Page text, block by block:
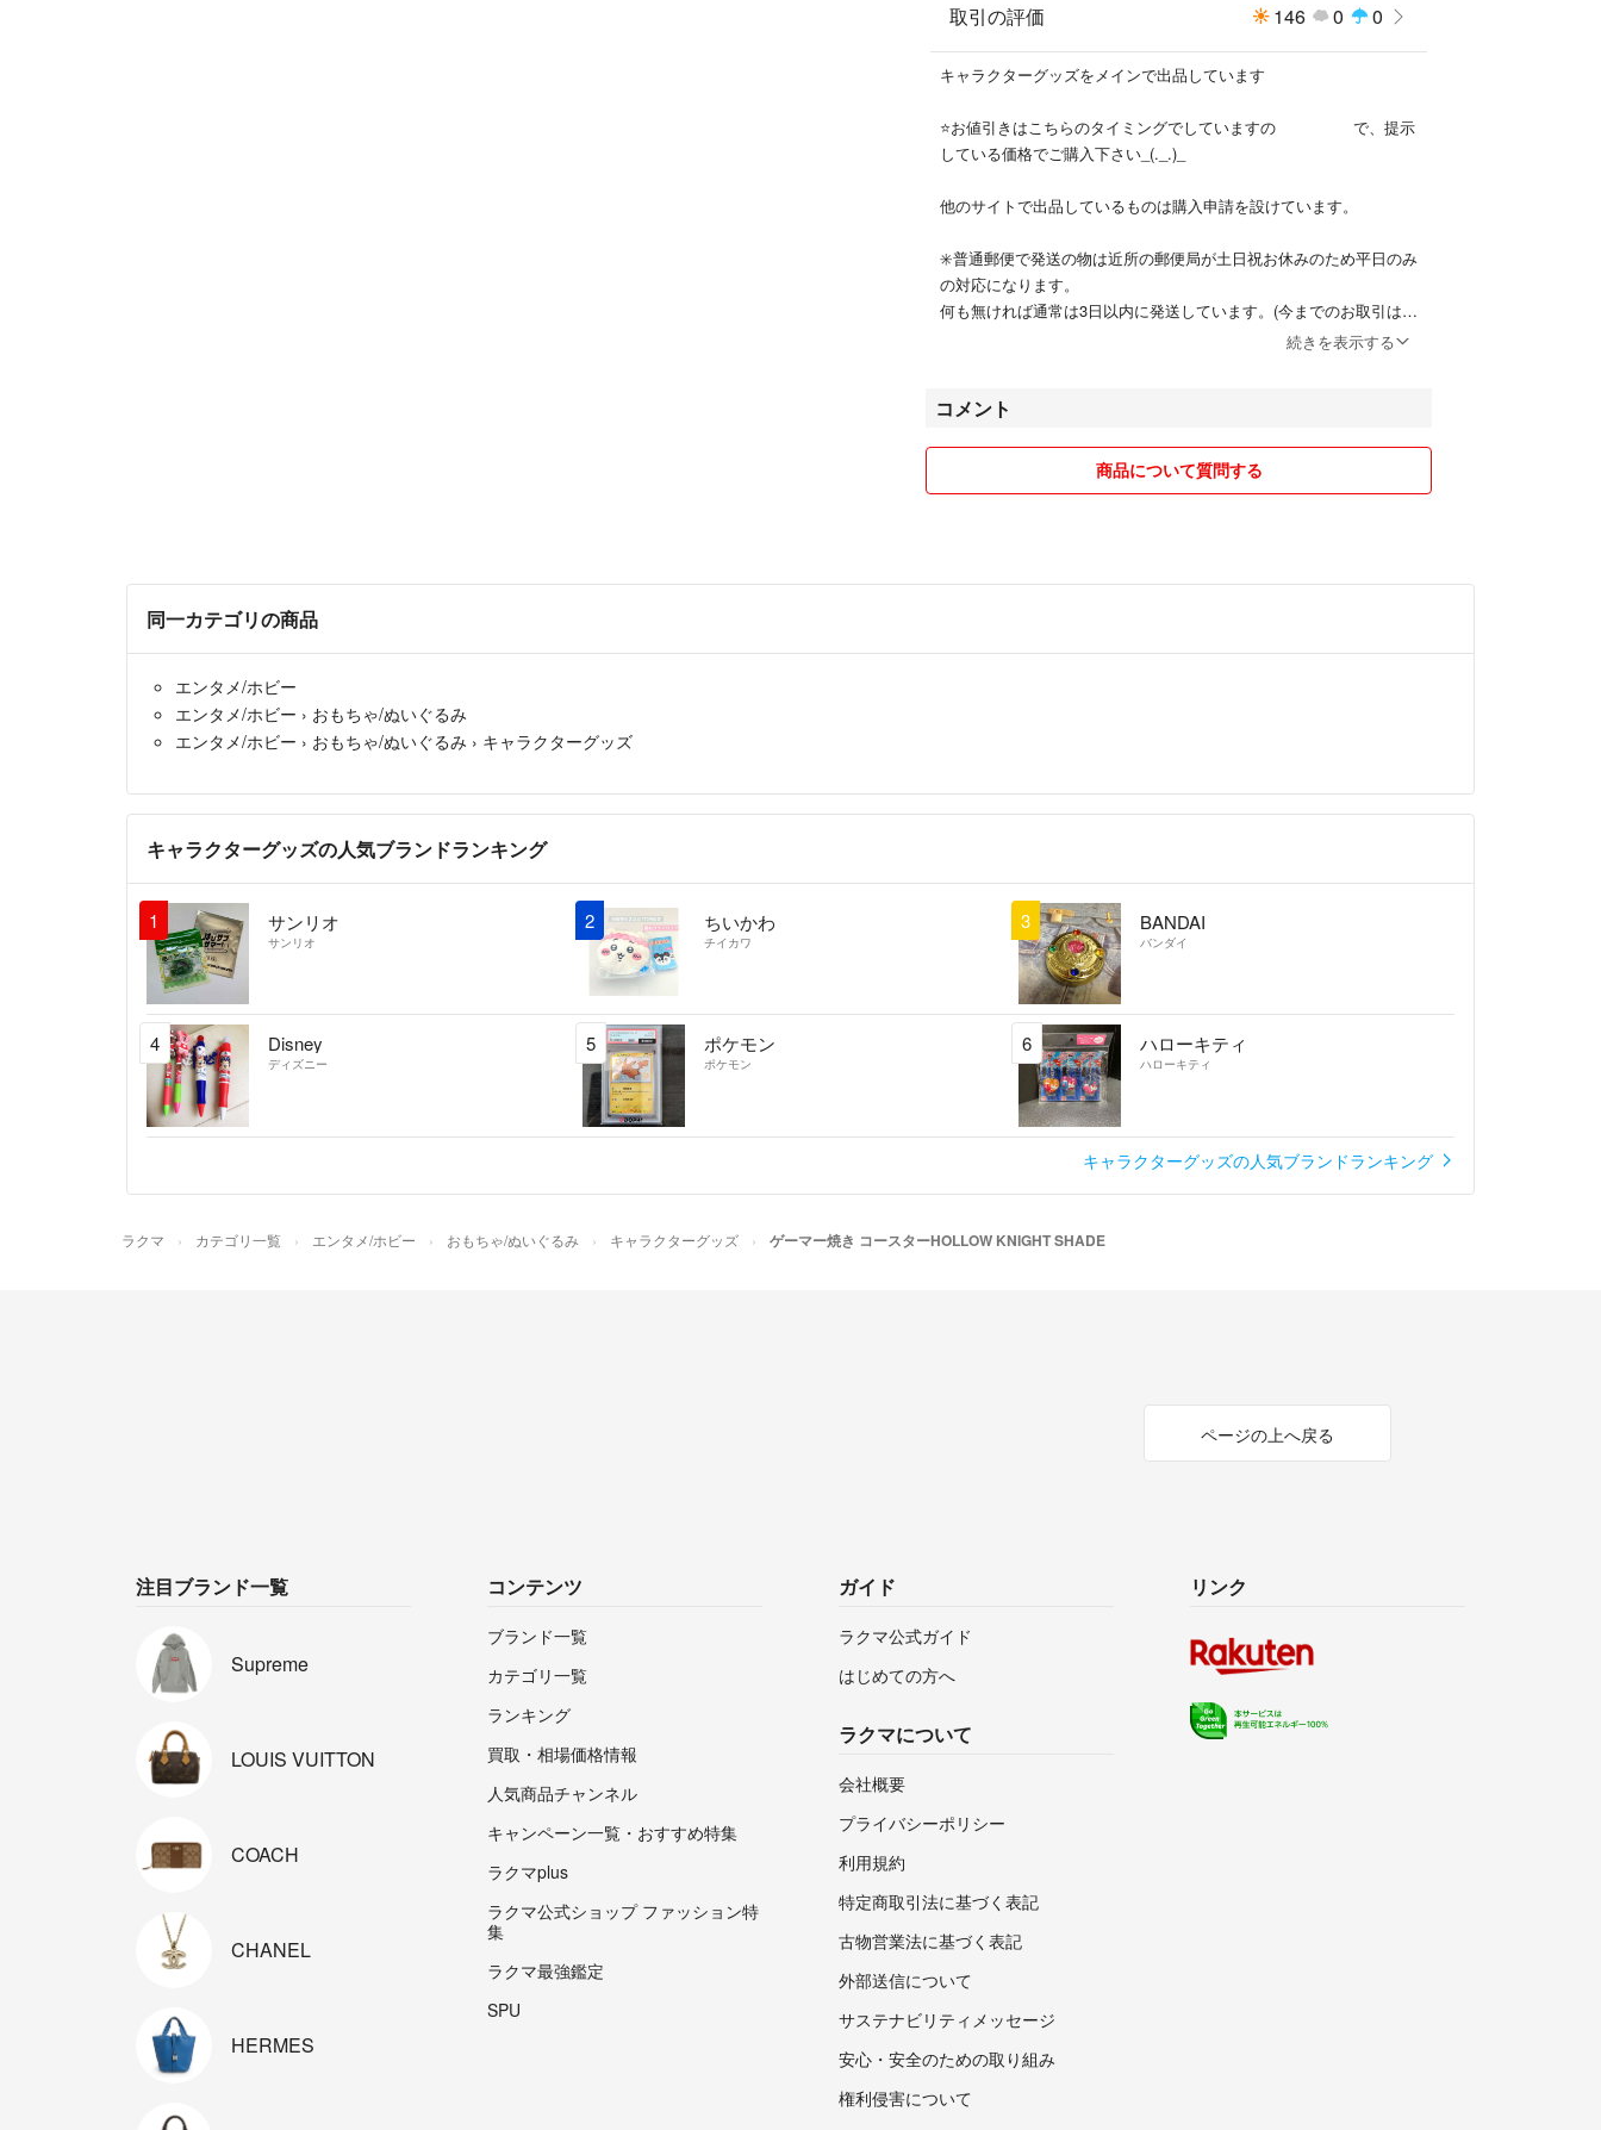
取引の評価 146 0 0
キャラクターグッズをメインで出品しています
⭐️お値引きはこちらのタイミングでしていますの で、提示
している価格でご購入下さい_(._.)_
他のサイトで出品しているものは購入申請を設けています。
✳️普通郵便で発送の物は近所の郵便局が土日祝お休みのため平日のみ
の対応になります。
何も無ければ通常は3日以内に発送しています。(今までのお取引はす
入された方が優先となります。
✳️お取り置きはできません。
い。
続きを表示する
コメント
商品について質問する
同一カテゴリの商品
エンタメ/ホビー
エンタメ/ホビー › おもちゃ/ぬいぐるみ
エンタメ/ホビー › おもちゃ/ぬいぐるみ › キャラクターグッズ
キャラクターグッズの人気ブランドランキング
1 サンリオ
サンリオ
2 ちいかわ
チイカワ
3 BANDAI
バンダイ
4 Disney
ディズニー
5 ポケモン
ポケモン
6 ハローキティ
ハローキティ
キャラクターグッズの人気ブランドランキング
ラクマ カテゴリ一覧 エンタメ/ホビー おもちゃ/ぬいぐるみ キャラクターグッズ ゲーマー焼き コースターHOLLOW KNIGHT SHADE
ページの上へ戻る
注目ブランド一覧
Supreme
LOUIS VUITTON
COACH
CHANEL
HERMES
コンテンツ
ブランド一覧
カテゴリ一覧
ランキング
買取・相場価格情報
人気商品チャンネル
キャンペーン一覧・おすすめ特集
ラクマplus
ラクマ公式ショップ ファッション特
集
ラクマ最強鑑定
SPU
ガイド
ラクマ公式ガイド
はじめての方へ
ラクマについて
会社概要
プライバシーポリシー
利用規約
特定商取引法に基づく表記
古物営業法に基づく表記
外部送信について
サステナビリティメッセージ
安心・安全のための取り組み
権利侵害について
リンク